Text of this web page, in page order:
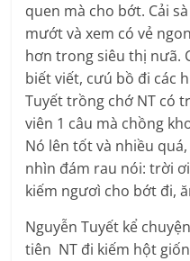
quen mà cho bớt. Cải
mướt và xem có vẻ ngon
hơn trong siêu thị nưã.
biết viết, cưú bồ đi các
Tuyết trồng chớ NT có
viên 1 câu mà chồng
Nó lên tốt và nhiều
nhìn đám rau nói: trời
kiếm ngươì cho bớt đi,
Nguyễn Tuyết kể
tiên NT đi kiếm hột